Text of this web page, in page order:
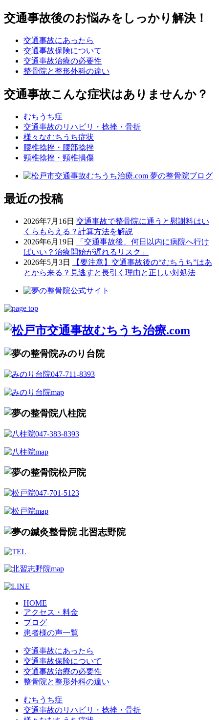
交通事故後のお悩みをしっかり解決！
交通事故にあったら
交通事故保険について
交通事故治療の必要性
整骨院と整形外科の違い
交通事故こんな症状はありませんか？
むちうち症
交通事故のリハビリ・捻挫・骨折
様々なむちうち症状
腰椎捻挫・腰部捻挫
頸椎捻挫・頸椎損傷
最近の投稿
2026年7月16日 交通事故で整骨院に通うと慰謝料はい
くらもらえる？計算方法を解説
2026年6月19日
「交通事故後、何日以内に病院へ行け
ばいい？治療開始が遅れるリスク」
2026年5月3日
【要注意】交通事故後の“むちうち”はあ
とから来る？見逃すと長引く理由と正しい対処法
HOME
アクセス・料金
ブログ
患者様の声一覧
交通事故にあったら
交通事故保険について
交通事故治療の必要性
整骨院と整形外科の違い
むちうち症
交通事故のリハビリ・捻挫・骨折